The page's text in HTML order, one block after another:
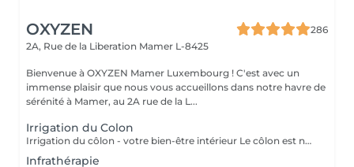
OXYZEN
286
2A, Rue de la Liberation Mamer L-8425
Bienvenue à OXYZEN Mamer Luxembourg ! C'est avec un
immense plaisir que nous vous accueillons dans notre havre de
sérénité à Mamer, au 2A rue de la L...
Irrigation du Colon
Irrigation du côlon - votre bien-être intérieur Le côlon est notre deuxième cerveau : pour une véritable harmonie, il est essentiel de prendre soin à la fois de son mental et de sa digestion. Une séance se déroule en deux temps : - Un échange personnalisé sur votre hygiène de vie, afin de vous donner des conseils alimentaires adaptés.( + ou - 30 minutes) - La séance d'irrigation ( + ou - 45 minutes), réalisée en douceur avec un appareil spécialisé, pour purifier et régénérer votre système digestif. Bienfaits : * Soulage ballonnements et lourdeurs * Améliore le transit * Élimine gaz et fermentations * Favorise une flore intestinale équilibrée * Apporte légèreté, vitalité et détente L'extérieur reflète l'intérieur : une peau lumineuse et un bien-être visible commencent par un côlon équilibré. Pour plus d'informations, consultez notre site : https://www.oxyzen.lu/massages/irrigation-du-colon.html
Infrathérapie